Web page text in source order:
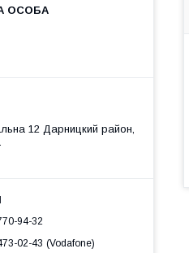
12 Дарницкий район,
94-32
02-43
Vodafone